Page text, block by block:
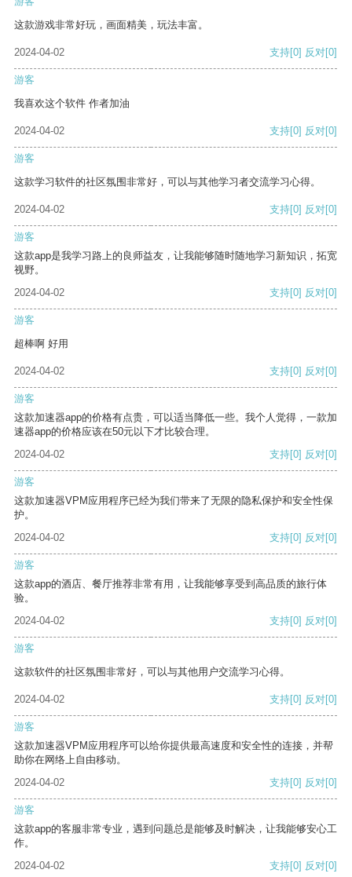
这款游戏非常好玩，画面精美，玩法丰富。
2024-04-02 支持[0] 反对[0]
游客
我喜欢这个软件 作者加油
2024-04-02 支持[0] 反对[0]
游客
这款学习软件的社区氛围非常好，可以与其他学习者交流学习心得。
2024-04-02 支持[0] 反对[0]
游客
这款app是我学习路上的良师益友，让我能够随时随地学习新知识，拓宽
视野。
2024-04-02
支持[0] 反对[0]
游客
超棒啊 好用
2024-04-02 支持[0] 反对[0]
游客
这款加速器app的价格有点贵，可以适当降低一些。我个人觉得，一款加
速器app的价格应该在50元以下才比较合理。
2024-04-02
支持[0] 反对[0]
游客
这款加速器VPM应用程序已经为我们带来了无限的隐私保护和安全性保
护。
2024-04-02
支持[0] 反对[0]
游客
这款app的酒店、餐厅推荐非常有用，让我能够享受到高品质的旅行体
验。
2024-04-02
支持[0] 反对[0]
游客
这款软件的社区氛围非常好，可以与其他用户交流学习心得。
2024-04-02 支持[0] 反对[0]
游客
这款加速器VPM应用程序可以给你提供最高速度和安全性的连接，并帮
助你在网络上自由移动。
2024-04-02
支持[0] 反对[0]
游客
这款app的客服非常专业，遇到问题总是能够及时解决，让我能够安心工
作。
2024-04-02
支持[0] 反对[0]